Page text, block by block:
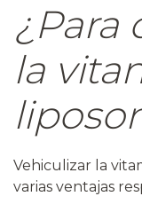
¿Para
la
Vehiculizar la
varias ventajas